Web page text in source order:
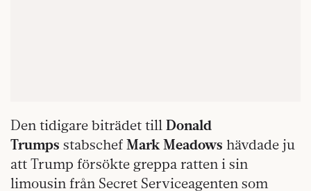
Den tidigare biträdet till Donald
Trumps stabschef Mark Meadows hävdade ju
att Trump försökte greppa ratten i sin
limousin från Secret Serviceagenten som